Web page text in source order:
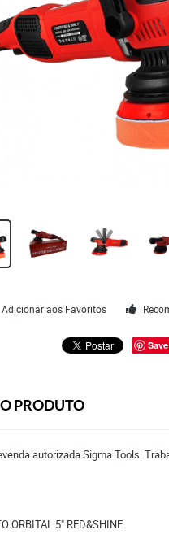
Adicionar aos Favoritos
Save
PRODUTO
autorizada Sigma Tools.
ORBITAL 5" RED&SHINE